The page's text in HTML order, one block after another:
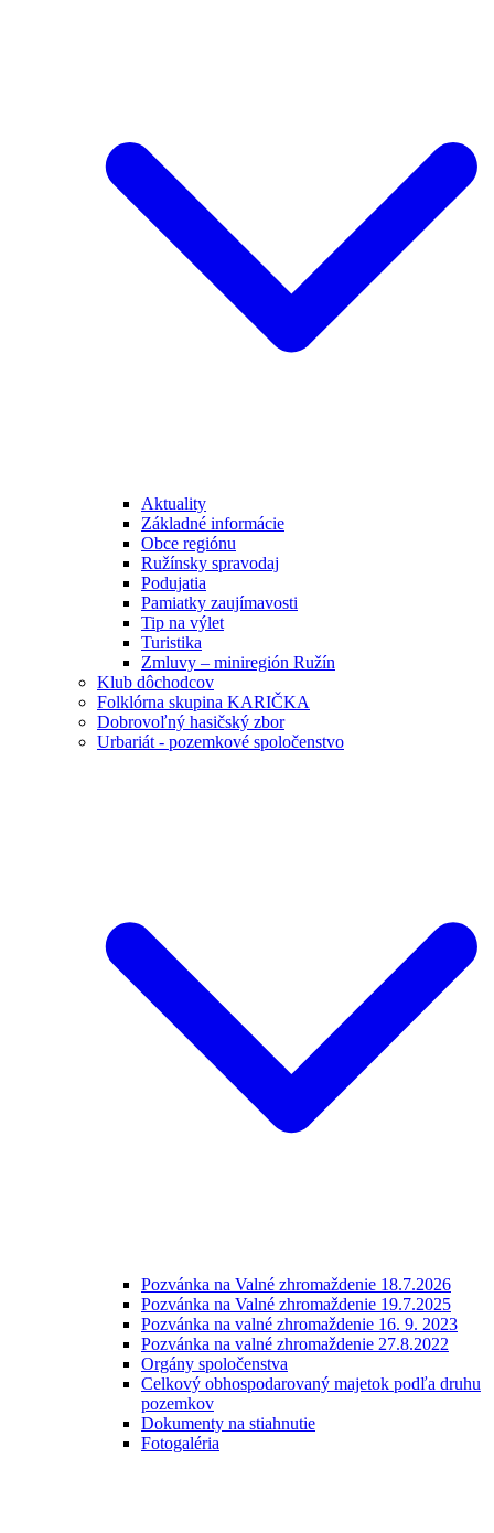
Aktuality
Základné informácie
Obce regiónu
Ružínsky spravodaj
Podujatia
Pamiatky zaujímavosti
Tip na výlet
Turistika
Zmluvy – miniregión Ružín
Klub dôchodcov
Folklórna skupina KARIČKA
Dobrovoľný hasičský zbor
Urbariát - pozemkové spoločenstvo
Pozvánka na Valné zhromaždenie 18.7.2026
Pozvánka na Valné zhromaždenie 19.7.2025
Pozvánka na valné zhromaždenie 16. 9. 2023
Pozvánka na valné zhromaždenie 27.8.2022
Orgány spoločenstva
Celkový obhospodarovaný majetok podľa druhu
pozemkov
Dokumenty na stiahnutie
Fotogaléria